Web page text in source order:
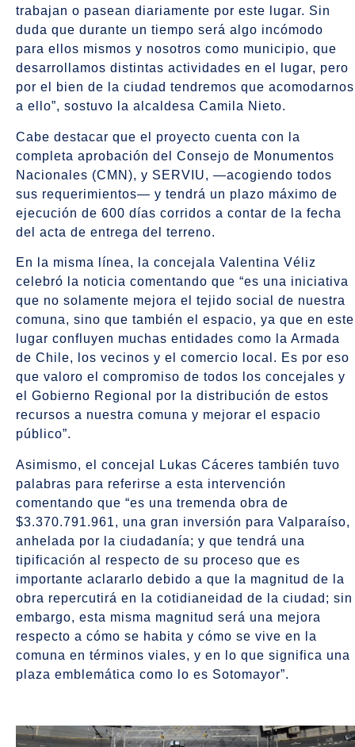
trabajan o pasean diariamente por este lugar. Sin
duda que durante un tiempo será algo incómodo
para ellos mismos y nosotros como municipio, que
desarrollamos distintas actividades en el lugar, pero
por el bien de la ciudad tendremos que acomodarnos
a ello”, sostuvo la alcaldesa Camila Nieto.
Cabe destacar que el proyecto cuenta con la
completa aprobación del Consejo de Monumentos
Nacionales (CMN), y SERVIU, —acogiendo todos
sus requerimientos— y tendrá un plazo máximo de
ejecución de 600 días corridos a contar de la fecha
del acta de entrega del terreno.
En la misma línea, la concejala Valentina Véliz
celebró la noticia comentando que “es una iniciativa
que no solamente mejora el tejido social de nuestra
comuna, sino que también el espacio, ya que en este
lugar confluyen muchas entidades como la Armada
de Chile, los vecinos y el comercio local. Es por eso
que valoro el compromiso de todos los concejales y
el Gobierno Regional por la distribución de estos
recursos a nuestra comuna y mejorar el espacio
público”.
Asimismo, el concejal Lukas Cáceres también tuvo
palabras para referirse a esta intervención
comentando que “es una tremenda obra de
$3.370.791.961, una gran inversión para Valparaíso,
anhelada por la ciudadanía; y que tendrá una
tipificación al respecto de su proceso que es
importante aclararlo debido a que la magnitud de la
obra repercutirá en la cotidianeidad de la ciudad; sin
embargo, esta misma magnitud será una mejora
respecto a cómo se habita y cómo se vive en la
comuna en términos viales, y en lo que significa una
plaza emblemática como lo es Sotomayor”.